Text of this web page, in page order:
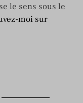
le sens sous le
moi sur